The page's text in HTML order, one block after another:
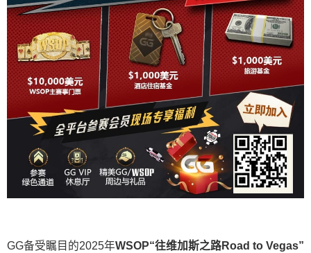
GG备受瞩目的2025年WSOP“往维加斯之路Road to Vegas”